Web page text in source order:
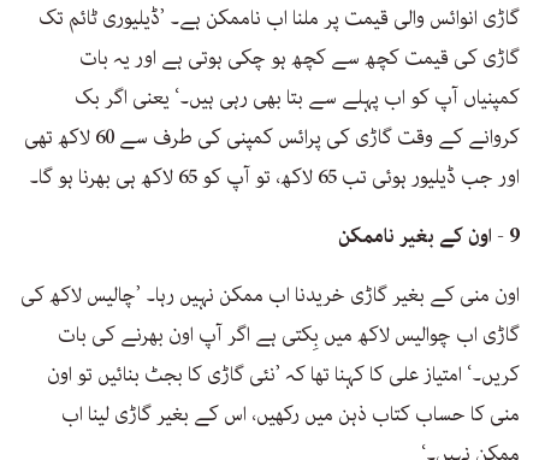
گاڑی انوائس والی قیمت پر ملنا اب ناممکن ہے۔ ’ڈیلیوری ٹائم تک
گاڑی کی قیمت کچھ سے کچھ ہو چکی ہوتی ہے اور یہ بات
کمپنیاں آپ کو اب پہلے سے بتا بھی رہی ہیں۔‘ یعنی اگر بک
کروانے کے وقت گاڑی کی پرائس کمپنی کی طرف سے 60 لاکھ تھی
اور جب ڈیلیور ہوئی تب 65 لاکھ، تو آپ کو 65 لاکھ ہی بھرنا ہو گا۔
9 - اون کے بغیر ناممکن
اون منی کے بغیر گاڑی خریدنا اب ممکن نہیں رہا۔ ’چالیس لاکھ کی
گاڑی اب چوالیس لاکھ میں بِکتی ہے اگر آپ اون بھرنے کی بات
کریں۔‘ امتیاز علی کا کہنا تھا کہ ’نئی گاڑی کا بجٹ بنائیں تو اون
منی کا حساب کتاب ذہن میں رکھیں، اس کے بغیر گاڑی لینا اب